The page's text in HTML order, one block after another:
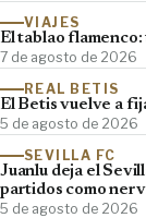
VIAJES
El tablao
7 de agosto de 2026
REAL BETIS
El Betis vuelve a
5 de agosto de 2026
SEVILLA FC
Juanlu deja el
partidos como
5 de agosto de 2026